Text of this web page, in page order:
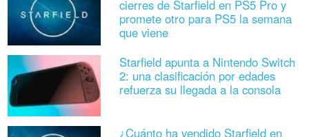
cierres de Starfield en PS5 Pro y
promete otro para PS5 la semana
que viene
Starfield apunta a Nintendo Switch
2: una clasificación por edades
refuerza su llegada a la consola
¿Cuánto ha vendido Starfield en